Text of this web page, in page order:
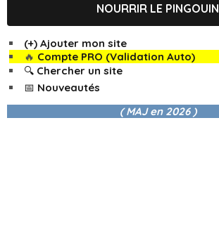
NOURRIR LE PINGOUIN
(+) Ajouter mon site
🔥 Compte PRO (Validation Auto)
🔍 Chercher un site
📅 Nouveautés
( MAJ en 2026 )